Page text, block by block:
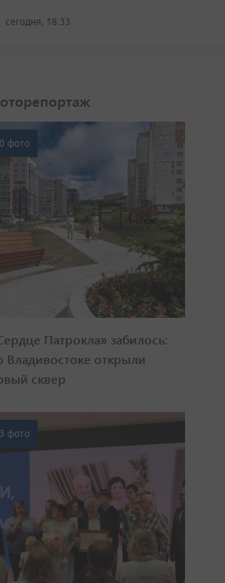
сегодня, 18:33
фото
Патрокла» забилось:
Владивостоке открыли
сквер
фото